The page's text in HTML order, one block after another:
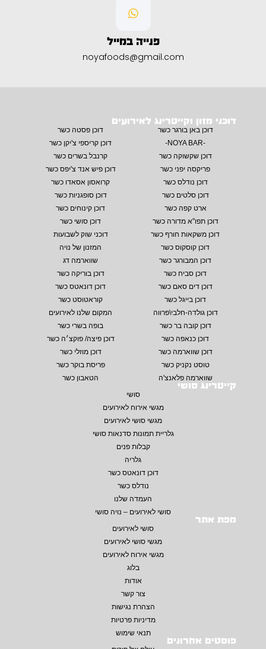
פנייה במייל
noyafoods@gmail.com
דוכני מזון וקייטרינג לאירועים
דוכן באן בורגר כשר
דוכן פסטה כשר
-NOYA BAR-
דוכן קריספי צ'יקן כשר
דוכן שקשוקה כשר
קרנבל בשרים כשר
פריקסה יפני כשר
דוכן פיש אנד צ'יפס כשר
דוכן נודלס כשר
קרואסון אסאדו כשר
דוכן סלטים כשר
דוכן סופגניות כשר
ארט קפה כשר
דוכן קינוחים כשר
דוכן תפו"א מדורה כשר
דוכן סושי כשר
דוכן משקאות חורף כשר
דוכני שוק לשבועות
דוכן קוסקוס כשר
המזנון של נויה
דוכן המבורגר כשר
שווארמה דג
דוכן סביח כשר
דוכן בוריקה כשר
דוכן דים סאם כשר
דוכן דונאטס כשר
דוכן בייגל כשר
קוראטוסט כשר
דוכן גולדה-חלבי\פרווה
המקום שלנו לאירועים
דוכן קובה בר כשר
בופה בשרי כשר
דוכן כנאפה כשר
דוכן פיצה/ פוקצ׳ה כשר
דוכן שווארמה כשר
דוכן מוזלי כשר
טוסט נקניק כשר
פריסת בוקר כשר
שווארמה פלאנצ'ה
הטאבון כשר
קייטרינג סושי
סושי
מגשי אירוח לאירועים
מגשי סושי לאירועים
גלריית תמונות סדנאות סושי
קבלות פנים
גלריה
דוכן דונאטס כשר
נודלס כשר
העמדה שלנו
סושי לאירועים – נויה סושי
פוסטים אחרונים
מפת אתר
סושי לאירועים
מגשי סושי לאירועים
מגשי אירוח לאירועים
בלוג
אודות
צור קשר
הצהרת נגישות
מדיניות פרטיות
תנאי שימוש